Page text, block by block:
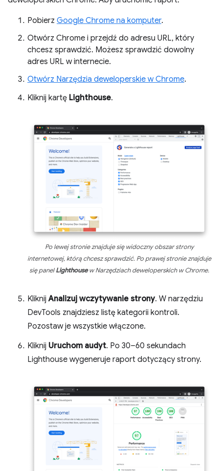
Pobierz Google Chrome na komputer.
Otwórz Chrome i przejdź do adresu URL, który
chcesz sprawdzić. Możesz sprawdzić dowolny
adres URL w internecie.
Otwórz Narzędzia deweloperskie w Chrome.
Kliknij kartę Lighthouse.
Po lewej stronie znajduje się widoczny obszar strony
internetowej, którą chcesz sprawdzić. Po prawej stronie znajduje
się panelLighthousew Narzędziach deweloperskich w Chrome.
KliknijAnalizuj wczytywanie strony. W narzędziu
DevTools znajdziesz listę kategorii kontroli.
Pozostaw je wszystkie włączone.
Kliknij Uruchom audyt. Po 30–60 sekundach
Lighthouse wygeneruje raport dotyczący strony.